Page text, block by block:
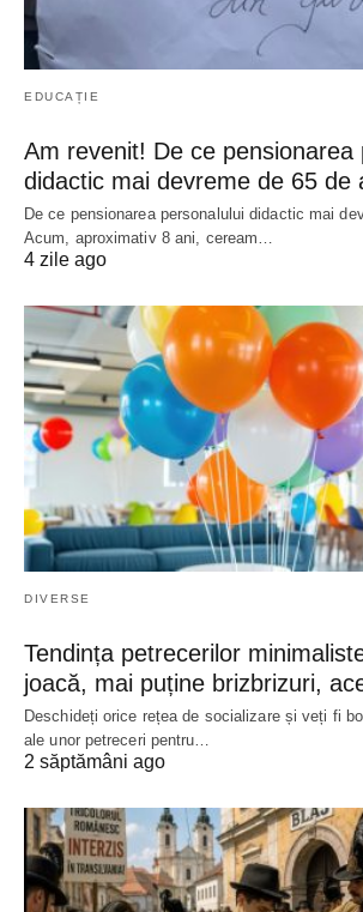
EDUCAȚIE
Am revenit! De ce pensionarea
didactic mai devreme de 65 de
De ce pensionarea personalului didactic mai
Acum, aproximativ 8 ani, ceream…
4 zile ago
DIVERSE
Tendința petrecerilor
joacă, mai puține brizbrizuri,
Deschideți orice rețea de socializare și veți fi
ale unor petreceri pentru…
2 săptămâni ago